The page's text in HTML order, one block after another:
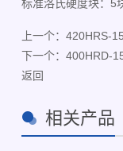
标准洛氏硬度块：5
上一个： 420HRS-
下一个： 400HRD-
返回
相关产品